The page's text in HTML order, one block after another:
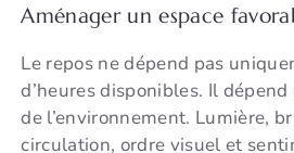
Aménager un espace
Le repos ne dépend pas
d’heures disponibles. Il
de l’environnement. Lumière,
circulation, ordre visuel et